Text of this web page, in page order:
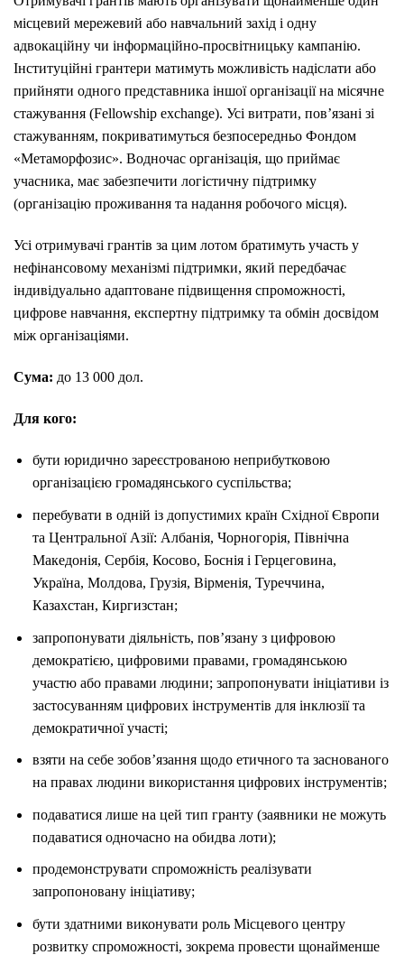
місцевий мережевий або навчальний захід і одну
адвокаційну чи інформаційно-просвітницьку кампанію.
Інституційні грантери матимуть можливість надіслати або
прийняти одного представника іншої організації на місячне
стажування (Fellowship exchange). Усі витрати, пов’язані зі
стажуванням, покриватимуться безпосередньо Фондом
«Метаморфозис». Водночас організація, що приймає
учасника, має забезпечити логістичну підтримку
(організацію проживання та надання робочого місця).
Усі отримувачі грантів за цим лотом братимуть участь у
нефінансовому механізмі підтримки, який передбачає
індивідуально адаптоване підвищення спроможності,
цифрове навчання, експертну підтримку та обмін досвідом
між організаціями.
Сума: до 13 000 дол.
Для кого:
бути юридично зареєстрованою неприбутковою
організацією громадянського суспільства;
перебувати в одній із допустимих країн Східної Європи
та Центральної Азії: Албанія, Чорногорія, Північна
Македонія, Сербія, Косово, Боснія і Герцеговина,
Україна, Молдова, Грузія, Вірменія, Туреччина,
Казахстан, Киргизстан;
запропонувати діяльність, пов’язану з цифровою
демократією, цифровими правами, громадянською
участю або правами людини; запропонувати ініціативи із
застосуванням цифрових інструментів для інклюзії та
демократичної участі;
взяти на себе зобов’язання щодо етичного та заснованого
на правах людини використання цифрових інструментів;
подаватися лише на цей тип гранту (заявники не можуть
подаватися одночасно на обидва лоти);
продемонструвати спроможність реалізувати
запропоновану ініціативу;
бути здатними виконувати роль Місцевого центру
розвитку спроможності, зокрема провести щонайменше